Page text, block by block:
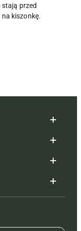
stają przed
kiszonkę.